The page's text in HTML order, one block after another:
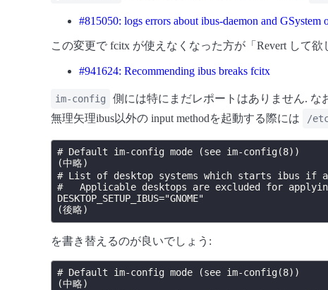
#815050: logs errors about ibus-daemon and GSystem
この変更で fcitx が使えなくなった方が「Revert して
#941624: Recommending ibus breaks fcitx
im-config 側には特にまだレポートはありません. な
無理矢理ibus以外の input methodを起動する際には
/
# Default im-config mode (see im-config(8))
(中略)
# List of desktop systems which starts ibus if
#   Applicable desktops are excluded for applying
DESKTOP_SETUP_IBUS="GNOME"
を書き替えるのが良いでしょう:
# Default im-config mode (see im-config(8))
(中略)